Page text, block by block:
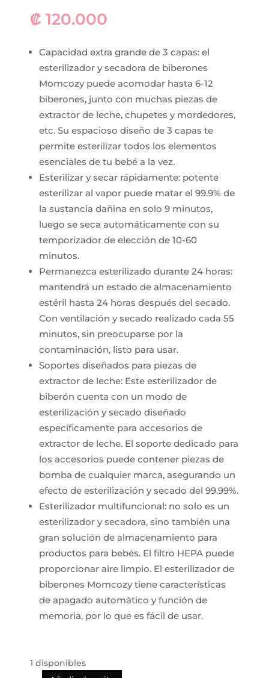
₡ 120.000
Capacidad extra grande de 3 capas: el
esterilizador y secadora de biberones
Momcozy puede acomodar hasta 6-12
biberones, junto con muchas piezas de
extractor de leche, chupetes y mordedores,
etc. Su espacioso diseño de 3 capas te
permite esterilizar todos los elementos
esenciales de tu bebé a la vez.
Esterilizar y secar rápidamente: potente
esterilizar al vapor puede matar el 99.9% de
la sustancia dañina en solo 9 minutos,
luego se seca automáticamente con su
temporizador de elección de 10-60
minutos.
Permanezca esterilizado durante 24 horas:
mantendrá un estado de almacenamiento
estéril hasta 24 horas después del secado.
Con ventilación y secado realizado cada 55
minutos, sin preocuparse por la
contaminación, listo para usar.
Soportes diseñados para piezas de
extractor de leche: Este esterilizador de
biberón cuenta con un modo de
esterilización y secado diseñado
específicamente para accesorios de
extractor de leche. El soporte dedicado para
los accesorios puede contener piezas de
bomba de cualquier marca, asegurando un
efecto de esterilización y secado del 99.99%.
Esterilizador multifuncional: no solo es un
esterilizador y secadora, sino también una
gran solución de almacenamiento para
productos para bebés. El filtro HEPA puede
proporcionar aire limpio. El esterilizador de
biberones Momcozy tiene características
de apagado automático y función de
memoria, por lo que es fácil de usar.
1 disponibles